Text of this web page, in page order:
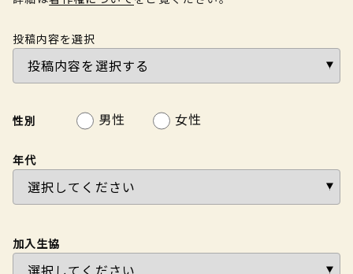
投稿内容を選択
性別 男性 女性
年代
加入生協